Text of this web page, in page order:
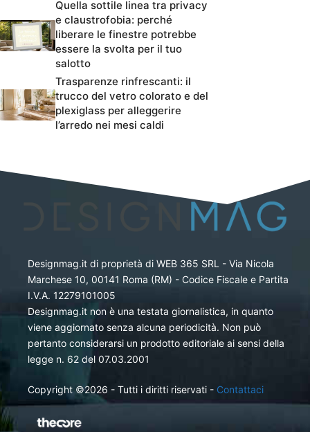
Quella sottile linea tra privacy
e claustrofobia: perché
liberare le finestre potrebbe
essere la svolta per il tuo
salotto
Trasparenze rinfrescanti: il
trucco del vetro colorato e del
plexiglass per alleggerire
l’arredo nei mesi caldi
Designmag.it di proprietà di WEB 365 SRL - Via Nicola
Marchese 10, 00141 Roma (RM) - Codice Fiscale e Partita
I.V.A. 12279101005
Designmag.it non è una testata giornalistica, in quanto
viene aggiornato senza alcuna periodicità. Non può
pertanto considerarsi un prodotto editoriale ai sensi della
legge n. 62 del 07.03.2001
Copyright ©2026 - Tutti i diritti riservati - Contattaci